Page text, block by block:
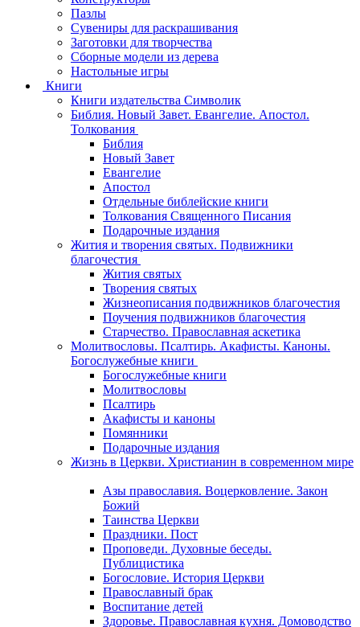
Пазлы
Сувениры для раскрашивания
Заготовки для творчества
Сборные модели из дерева
Настольные игры
Книги
Книги издательства Символик
Библия. Новый Завет. Евангелие. Апостол.
Толкования
Библия
Новый Завет
Евангелие
Апостол
Отдельные библейские книги
Толкования Священного Писания
Подарочные издания
Жития и творения святых. Подвижники
благочестия
Жития святых
Творения святых
Жизнеописания подвижников благочестия
Поучения подвижников благочестия
Старчество. Православная аскетика
Молитвословы. Псалтирь. Акафисты. Каноны.
Богослужебные книги
Богослужебные книги
Молитвословы
Псалтирь
Акафисты и каноны
Помянники
Подарочные издания
Жизнь в Церкви. Христианин в современном мире
Азы православия. Воцерковление. Закон
Божий
Таинства Церкви
Праздники. Пост
Проповеди. Духовные беседы.
Публицистика
Богословие. История Церкви
Православный брак
Воспитание детей
Здоровье. Православная кухня. Домоводство